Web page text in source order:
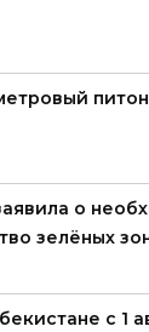
о
зелёных
с 1